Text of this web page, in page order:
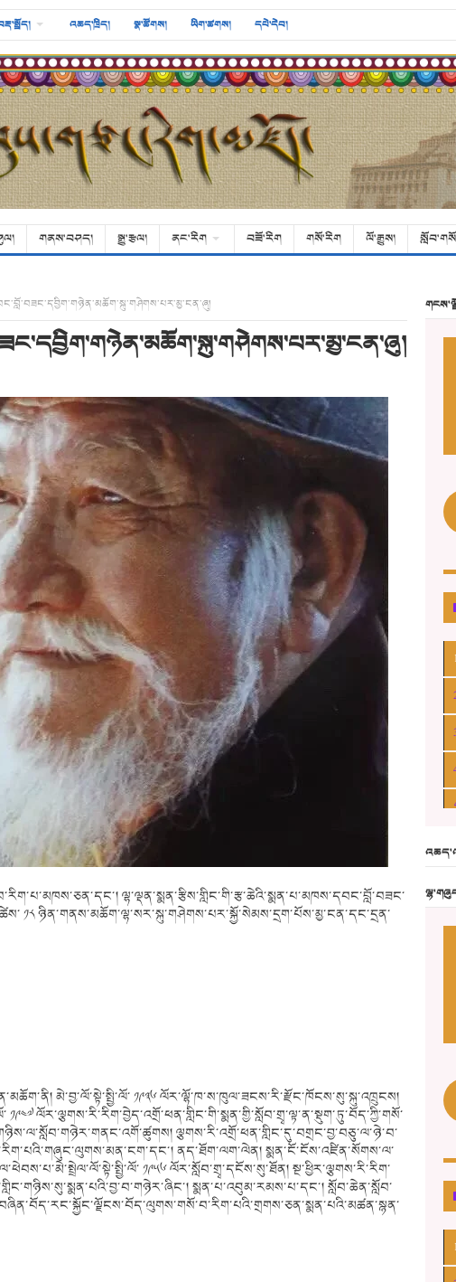
འཆད་ཁྲིད། སྣ་ཚོགས། ཡིག་ཚགས། དཔེ་དེབ།
གནས་བཤད། སྒྱུ་རྩལ། ནང་རིག བཟོ་རིག གསོ་རིག ལོ་རྒྱུས།
ལྷ་ལྡན་སྨན་རྩིས་གླིང་གི་རྩ་ཆེའི་སྨན་པ་མཁས་དབང་བློ་བཟང་
༡༨ ཉིན་གནས་མཆོག་ལྷ་སར་སྐུ་གཤེགས་པར་སྐྱོ་སེམས་དྲག་པོས་མྱ་ངན་དང་དྲན་
མེ་བྱ་ལོ་སྟེ་སྤྱི་ལོ་ ༡༩༣༦ ལོར་ལྷོ་ཁ་ས་ཁུལ་ཟངས་རི་རྫོང་ཁོངས་སུ་སྐུ་འཁྲུངས།
༡༩༤༧ ལོར་ལྕགས་རི་རིག་བྱེད་འགྲོ་ཕན་གླིང་གི་སྨན་གྱི་སློབ་གྲྭ་ལྟ་ན་སྡུག་ཏུ་བོད་ཀྱི་གསོ་
ལྕགས་རི་འགྲོ་ཕན་གླིང་དུ་བགྲང་བྱ་བཅུ་ལ་ཉེ་བ་
ནད་ཐོག་ལག་ལེན། སྨན་ངོ་ངོས་འཛིན་སོགས་ལ་
༡༩༥༦ ལོར་སློབ་གྲྭ་དངོས་སུ་ཐོན། སྔ་ཕྱིར་ལྕགས་རི་རིག་
སྨན་པ་འབུམ་རམས་པ་དང་། སློབ་ཆེན་སློབ་